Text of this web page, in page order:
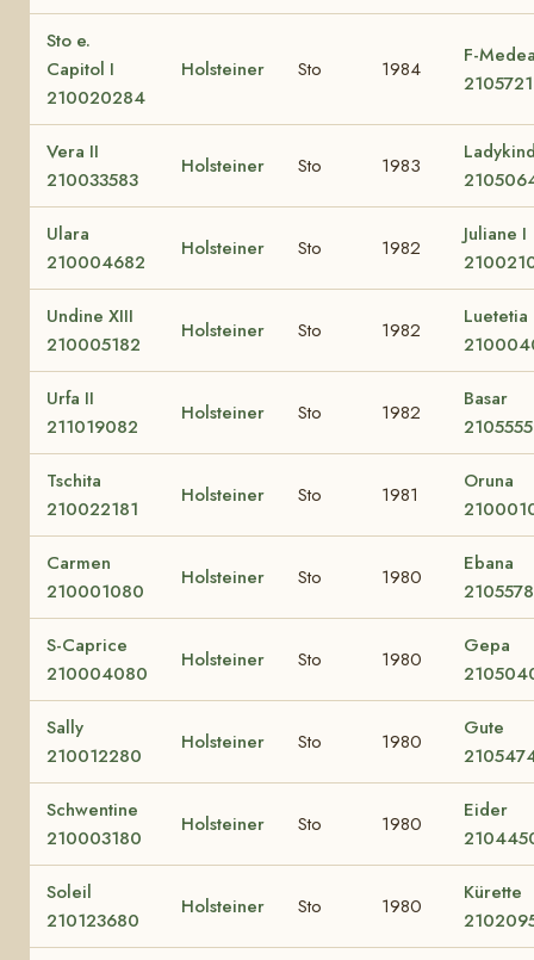
Sto e.
Capitol I
210020284
Holsteiner Sto 1984
F-
Vera II
210033583
Holsteiner Sto 1983
Ulara
210004682
Holsteiner Sto 1982
Juliane I
Undine XIII
210005182
Holsteiner Sto 1982
Luetetia
Urfa II
211019082
Holsteiner Sto 1982
Basar
Tschita
210022181
Holsteiner Sto 1981
Oruna
Carmen
210001080
Holsteiner Sto 1980
Ebana
S-Caprice
210004080
Holsteiner Sto 1980
Gepa
Sally
210012280
Holsteiner Sto 1980
Gute
Schwentine
210003180
Holsteiner Sto 1980
Eider
Soleil
210123680
Holsteiner Sto 1980
Kürette